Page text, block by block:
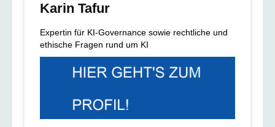
Karin Tafur
Expertin für KI-Governance sowie rechtliche und
ethische Fragen rund um KI